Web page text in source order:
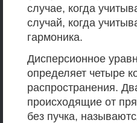
случае, когда
случай, когда
гармоника.
Дисперсионное
определяет четыре
распространения.
происходящие от
без пучка,